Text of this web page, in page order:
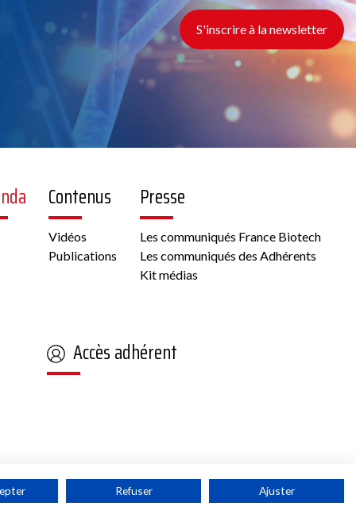
S'inscrire à la newsletter
Contenus
Vidéos
Publications
Presse
Les communiqués France Biotech
Les communiqués des Adhérents
Kit médias
Accès adhérent
Refuser Ajuster